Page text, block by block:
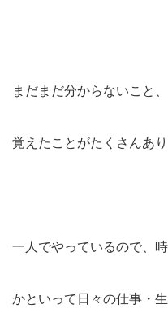
まだまだ分からないこと、
覚えたことがたくさんあ
一人でやっているので、
かといって日々の仕事・